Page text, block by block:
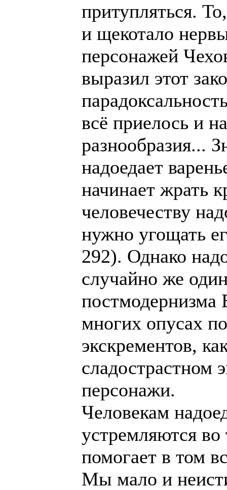
притупляться.
и щекотало
персонажей
выразил этот
всё приелось и
разнообразия...
надоедает
начинает жрать
человечеству
нужно угощать
292). Однако
случайно же
постмодернизма
многих опусах
экскрементов,
сладострастном
персонажи.
Человекам
устремляются
помогает в том
Мы мало и